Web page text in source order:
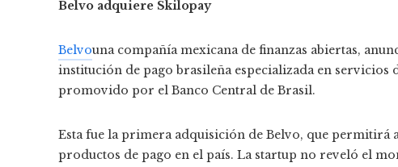
Belvo adquiere Skilopay
Belvouna compañía mexicana de finanzas abiertas,
institución de pago brasileña especializada en servicios
promovido por el Banco Central de Brasil.
Esta fue la primera adquisición de Belvo, que permitirá
productos de pago en el país. La startup no reveló el